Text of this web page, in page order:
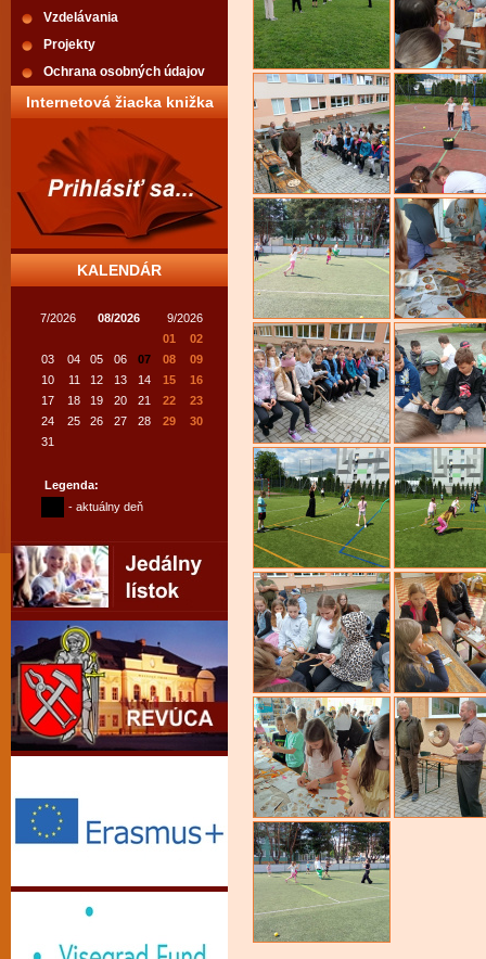
Vzdelávania
Projekty
Ochrana osobných údajov
Internetová žiacka knižka
KALENDÁR
7/2026 08/2026
9/2026
01
02
03
04 05 06 07 08
09
10
11 12 13 14 15
16
17
18 19 20 21 22
23
24
25 26 27 28 29
30
31
Legenda:
- aktuálny deň